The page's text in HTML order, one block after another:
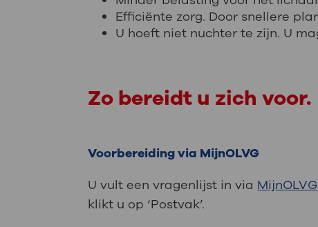
Efficiënte zorg. Door snellere
U hoeft niet nuchter te zijn. U
Zo bereidt u zich voor.
Voorbereiding via MijnOLVG
U vult een vragenlijst in via MijnOLVG
klikt u op ‘Postvak’.